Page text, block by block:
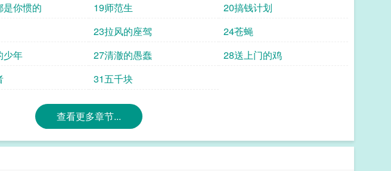
是你惯的 19师范生
20搞钱计划
23拉风的座驾
24苍蝇
少年 27清澈的愚蠢
28送上门的鸡
31五千块
查看更多章节...